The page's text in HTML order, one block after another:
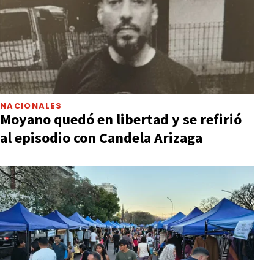
NACIONALES
Moyano quedó en libertad y se refirió
al episodio con Candela Arizaga